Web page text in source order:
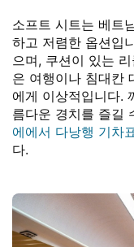
소프트 시트는 베트
하고 저렴한 옵션입
으며, 쿠션이 있는
은 여행이나 침대칸
에게 이상적입니다.
름다운 경치를 즐길
에에서 다낭행 기차
다.